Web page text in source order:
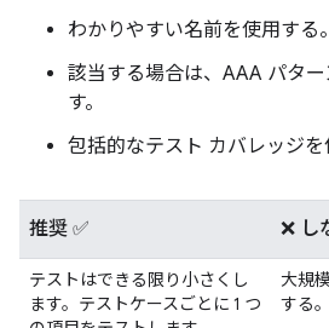
わかりやすい名前を使用する。
該当する場合は、AAA パタ
す。
包括的なテスト カバレッジを
推奨 ✅ ❌ し
テストはできる限り小さくし
ます。テストケースごとに 1 つ
大規
する。